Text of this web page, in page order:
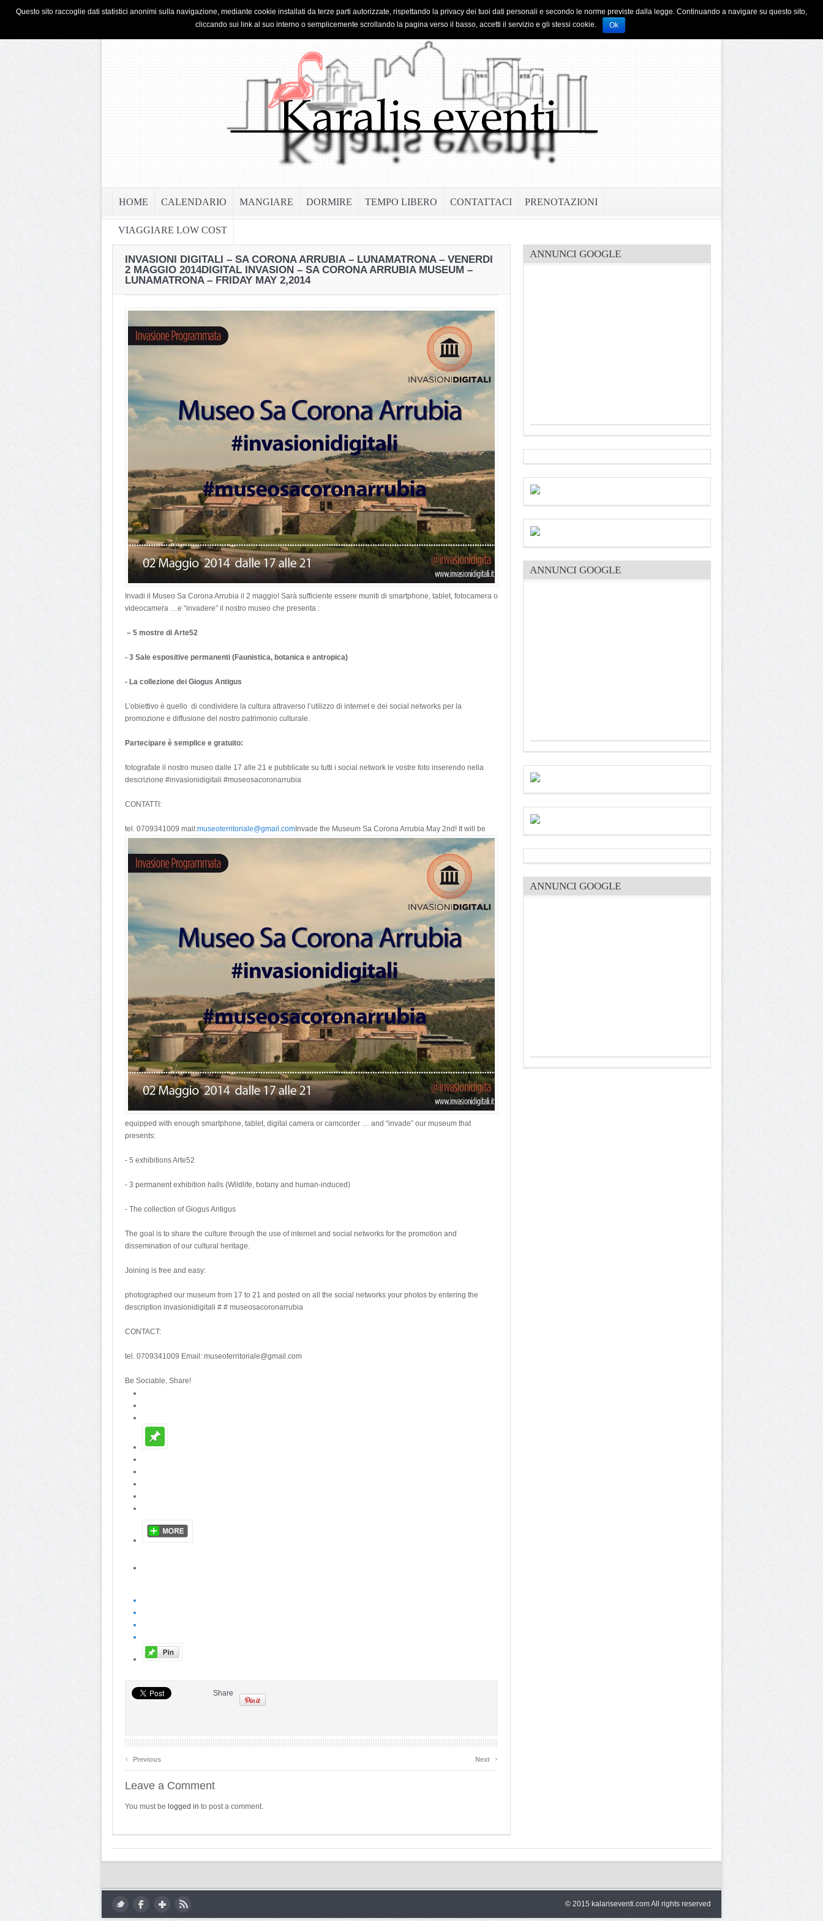
HOME PRIVACY & COOKIE POLICY
HOME CALENDARIO MANGIARE DORMIRE TEMPO LIBERO CONTATTACI PRENOTAZIONI
VIAGGIARE LOW COST
INVASIONI DIGITALI – SA CORONA ARRUBIA – LUNAMATRONA – VENERDI
2 MAGGIO 2014DIGITAL INVASION – SA CORONA ARRUBIA MUSEUM –
LUNAMATRONA – FRIDAY MAY 2,2014
Invadi il Museo Sa Corona Arrubia il 2 maggio! Sarà sufficiente essere muniti di smartphone, tablet, fotocamera o
videocamera …e “invadere” il nostro museo che presenta :
– 5 mostre di Arte52
- 3 Sale espositive permanenti (Faunistica, botanica e antropica)
- La collezione dei Giogus Antigus
L’obiettivo è quello di condividere la cultura attraverso l’utilizzo di internet e dei social networks per la
promozione e diffusione del nostro patrimonio culturale.
Partecipare è semplice e gratuito:
fotografate il nostro museo dalle 17 alle 21 e pubblicate su tutti i social network le vostre foto inserendo nella
descrizione #invasionidigitali #museosacoronarrubia
CONTATTI:
tel. 0709341009 mail:museoterritoriale@gmail.comInvade the Museum Sa Corona Arrubia May 2nd! It will be
equipped with enough smartphone, tablet, digital camera or camcorder … and “invade” our museum that
presents:
- 5 exhibitions Arte52
- 3 permanent exhibition halls (Wildlife, botany and human-induced)
- The collection of Giogus Antigus
The goal is to share the culture through the use of internet and social networks for the promotion and
dissemination of our cultural heritage.
Joining is free and easy:
photographed our museum from 17 to 21 and posted on all the social networks your photos by entering the
description invasionidigitali # # museosacoronarrubia
CONTACT:
tel. 0709341009 Email: museoterritoriale@gmail.com
Be Sociable, Share!
Share
‹ Previous Next ›
Leave a Comment
You must be logged in to post a comment.
ANNUNCI GOOGLE
ANNUNCI GOOGLE
ANNUNCI GOOGLE
© 2015 kalariseventi.com All rights reserved
Questo sito raccoglie dati statistici anonimi sulla navigazione, mediante cookie installati da terze parti autorizzate, rispettando la privacy dei tuoi dati personali e secondo le norme previste dalla legge. Continuando a navigare su questo sito,
cliccando sui link al suo interno o semplicemente scrollando la pagina verso il basso, accetti il servizio e gli stessi cookie.
Ok